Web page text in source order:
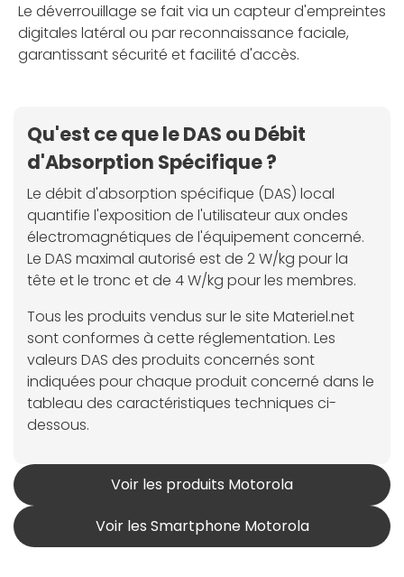
Le déverrouillage se fait via un capteur d'empreintes
digitales latéral ou par reconnaissance faciale,
garantissant sécurité et facilité d'accès.
Qu'est ce que le DAS ou Débit
d'Absorption Spécifique ?
Le débit d'absorption spécifique (DAS) local
quantifie l'exposition de l'utilisateur aux ondes
électromagnétiques de l'équipement concerné.
Le DAS maximal autorisé est de 2 W/kg pour la
tête et le tronc et de 4 W/kg pour les membres.
Tous les produits vendus sur le site Materiel.net
sont conformes à cette réglementation. Les
valeurs DAS des produits concernés sont
indiquées pour chaque produit concerné dans le
tableau des caractéristiques techniques ci-
dessous.
Voir les produits Motorola
Voir les Smartphone Motorola